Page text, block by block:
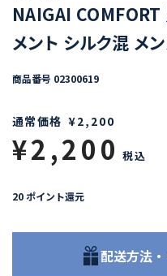
NAIGAI COMFORT
メント シルク混 メ
商品番号 02300619
通常価格 ¥2,200
¥2,200 税込
20 ポイント還元
配送方法